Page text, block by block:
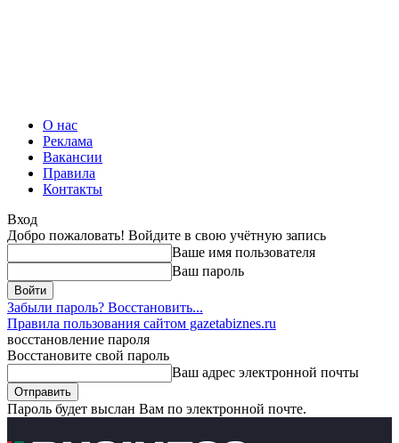
О нас
Реклама
Вакансии
Правила
Контакты
Вход
Добро пожаловать! Войдите в свою учётную запись
Ваше имя пользователя
Ваш пароль
Забыли пароль? Восстановить...
Правила пользования сайтом gazetabiznes.ru
восстановление пароля
Восстановите свой пароль
Ваш адрес электронной почты
Пароль будет выслан Вам по электронной почте.